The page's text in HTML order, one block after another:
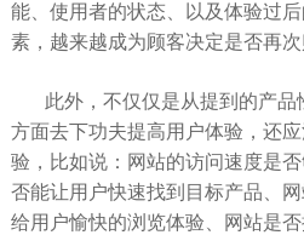
能、使用者的状态、以及体验过
素，越来越成为顾客决定是否再次
此外，不仅仅是从提到的产
方面去下功夫提高用户体验，还
验，比如说：网站的访问速度是
否能让用户快速找到目标产品、
给用户愉快的浏览体验、网站是